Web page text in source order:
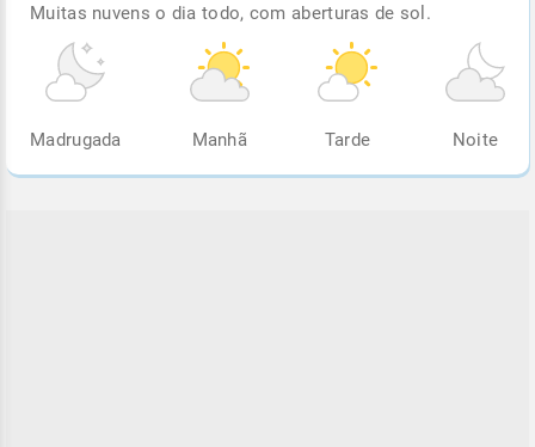
Muitas nuvens o dia todo, com aberturas de sol.
Madrugada Manhã Tarde Noite